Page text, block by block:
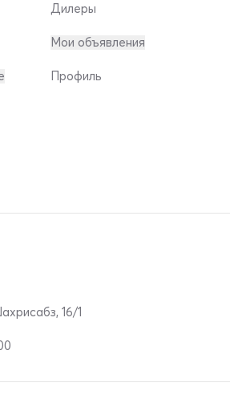
Дилеры
Мои объявления
Профиль
16/1